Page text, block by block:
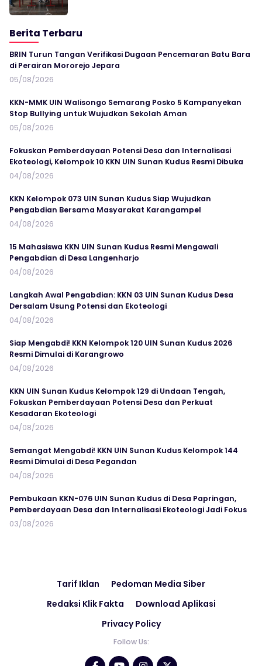
Berita Terbaru
BRIN Turun Tangan Verifikasi Dugaan Pencemaran Batu Bara
di Perairan Mororejo Jepara
05/08/2026
KKN-MMK UIN Walisongo Semarang Posko 5 Kampanyekan
Stop Bullying untuk Wujudkan Sekolah Aman
05/08/2026
Fokuskan Pemberdayaan Potensi Desa dan Internalisasi
Ekoteologi, Kelompok 10 KKN UIN Sunan Kudus Resmi Dibuka
04/08/2026
KKN Kelompok 073 UIN Sunan Kudus Siap Wujudkan
Pengabdian Bersama Masyarakat Karangampel
04/08/2026
15 Mahasiswa KKN UIN Sunan Kudus Resmi Mengawali
Pengabdian di Desa Langenharjo
04/08/2026
Langkah Awal Pengabdian: KKN 03 UIN Sunan Kudus Desa
Dersalam Usung Potensi dan Ekoteologi
04/08/2026
Siap Mengabdi! KKN Kelompok 120 UIN Sunan Kudus 2026
Resmi Dimulai di Karangrowo
04/08/2026
KKN UIN Sunan Kudus Kelompok 129 di Undaan Tengah,
Fokuskan Pemberdayaan Potensi Desa dan Perkuat
Kesadaran Ekoteologi
04/08/2026
Semangat Mengabdi! KKN UIN Sunan Kudus Kelompok 144
Resmi Dimulai di Desa Pegandan
04/08/2026
Pembukaan KKN-076 UIN Sunan Kudus di Desa Papringan,
Pemberdayaan Desa dan Internalisasi Ekoteologi Jadi Fokus
03/08/2026
Tarif Iklan
Pedoman Media Siber
Redaksi Klik Fakta
Download Aplikasi
Privacy Policy
Follow Us: